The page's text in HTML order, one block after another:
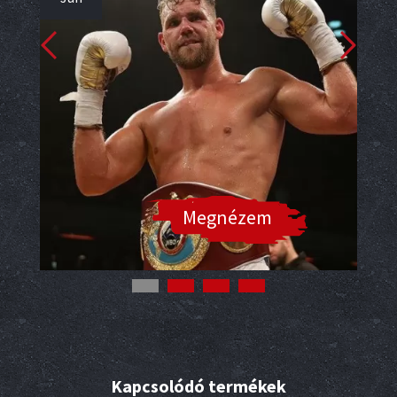
Megnézem
Kapcsolódó termékek